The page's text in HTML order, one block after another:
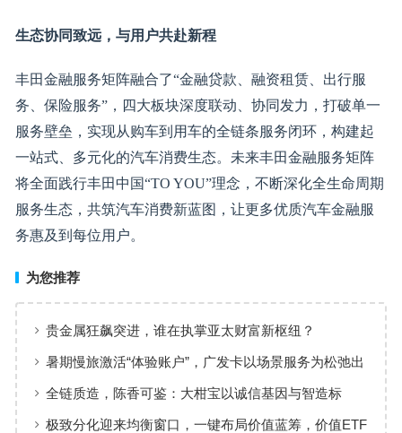
生态协同致远，与用户共赴新程
丰田金融服务矩阵融合了“金融贷款、融资租赁、出行服
务、保险服务”，四大板块深度联动、协同发力，打破单一
服务壁垒，实现从购车到用车的全链条服务闭环，构建起
一站式、多元化的汽车消费生态。未来丰田金融服务矩阵
将全面践行丰田中国“TO YOU”理念，不断深化全生命周期
服务生态，共筑汽车消费新蓝图，让更多优质汽车金融服
务惠及到每位用户。
为您推荐
贵金属狂飙突进，谁在执掌亚太财富新枢纽？
暑期慢旅激活“体验账户”，广发卡以场景服务为松弛出
行添彩
全链质造，陈香可鉴：大柑宝以诚信基因与智造标
准，定义新会陈皮高质量发展
极致分化迎来均衡窗口，一键布局价值蓝筹，价值ETF